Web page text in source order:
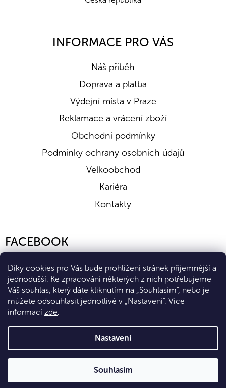
Díky cookies pro Vás bude prohlížení stránek příjemnější a
jednodušší. Ke zpracování některých z nich potřebujeme
Váš souhlas, který dáte kliknutím na „Souhlasím“, nebo je
můžete odsouhlasit jednotlivě v „Nastavení“. Více
informací zde.
Nastavení
Souhlasím
INFORMACE PRO VÁS
Náš příběh
Doprava a platba
Výdejní místa v Praze
Reklamace a vrácení zboží
Obchodní podmínky
Podmínky ochrany osobních údajů
Velkoobchod
Kariéra
Kontakty
FACEBOOK
Vytvořil Shoptet Premium
Copyright 2026Eshop Diana Company, spol. s r.o.. Všechna
práva vyhrazena.